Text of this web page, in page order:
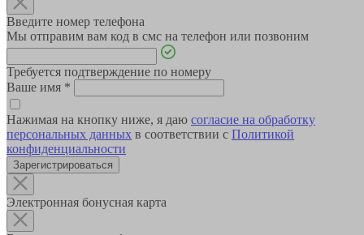
Введите номер телефона
Мы отправим вам код в смс на телефон или позвоним
Требуется подтверждение по номеру
Ваше имя *
Нажимая на кнопку ниже, я даю согласие на обработку
персональных данных в соответствии с Политикой
конфиденциальности
Зарегистрироваться
Электронная бонусная карта